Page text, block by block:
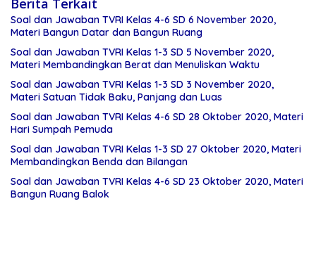
Soal dan Jawaban TVRI Kelas 4-6 SD 6 November 2020,
Materi Bangun Datar dan Bangun Ruang
Soal dan Jawaban TVRI Kelas 1-3 SD 5 November 2020,
Materi Membandingkan Berat dan Menuliskan Waktu
Soal dan Jawaban TVRI Kelas 1-3 SD 3 November 2020,
Materi Satuan Tidak Baku, Panjang dan Luas
Soal dan Jawaban TVRI Kelas 4-6 SD 28 Oktober 2020, Materi
Hari Sumpah Pemuda
Soal dan Jawaban TVRI Kelas 1-3 SD 27 Oktober 2020, Materi
Membandingkan Benda dan Bilangan
Soal dan Jawaban TVRI Kelas 4-6 SD 23 Oktober 2020, Materi
Bangun Ruang Balok